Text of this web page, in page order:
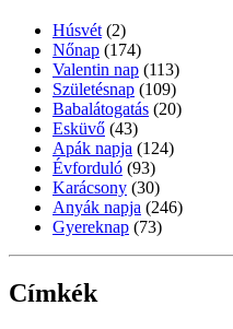
Húsvét (2)
Nőnap (174)
Valentin nap (113)
Születésnap (109)
Babalátogatás (20)
Esküvő (43)
Apák napja (124)
Évforduló (93)
Karácsony (30)
Anyák napja (246)
Gyereknap (73)
Címkék